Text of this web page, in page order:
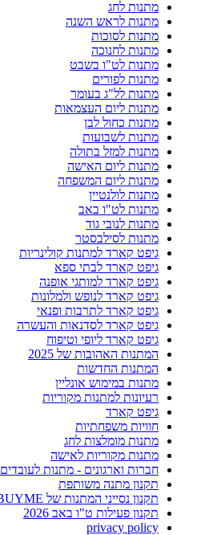
מתנות לחג
מתנות לראש השנה
מתנות לסוכות
מתנות לחנוכה
מתנות לט"ו בשבט
מתנות לפורים
מתנות לל"ג בעומר
מתנות ליום העצמאות
מתנות כחול לבן
מתנות לשבועות
מתנות למזל בתולה
מתנות ליום האישה
מתנות ליום המשפחה
מתנות לולנטיין
מתנות לט"ו באב
מתנות לנובי גוד
מתנות לסילבסטר
גיפט קארד למתנות קולינריות
גיפט קארד לבתי ספא
גיפט קארד למותגי אופנה
גיפט קארד לנופש ולמלונות
גיפט קארד לתרבות ופנאי
גיפט קארד לסדנאות והעשרה
גיפט קארד ליופי וטיפוח
המתנות האהובות של 2025
המתנות החדשות
מתנות במימוש אונליין
רעיונות למתנות מקוריות
גיפט קארד
חוויות משפחתיות
מתנות מומלצות לחג
מתנות מקוריות לאישה
חברות וארגונים - מתנות לעובדים
תקנון מתנה משותפת
תקנון נסייני המתנות של BUYME
תקנון פעילות ט"ו באב 2026
privacy policy